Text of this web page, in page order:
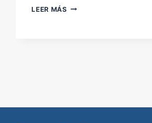
LEER MÁS OPERACIONES